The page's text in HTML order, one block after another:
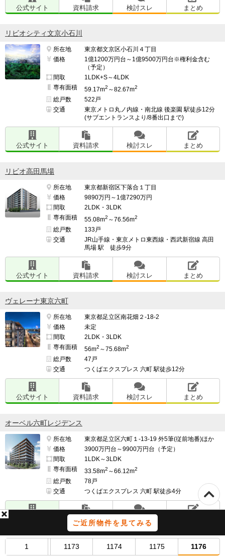
ご近所物件を見てみる
1 1173 1174 1175 1176
━━━━━━━━━━━━━━━━━━━
このマンションの最も残念な点
━━━━━━━━━━━━━━━━━━━
管理費、修繕積立金のほか、固定資産税などのランニン
グコストが高くなりそうなこと。
━━━━━━━━━━━━━━━━━━━
並行して検討したマンション名
━━━━━━━━━━━━━━━━━━━
検討スレ：https://www.e-mansion.co.jp/bbs/th...
住民スレ：https://www.e-mansion.co.jp/bbs/th...
━━━━━━━━━━━━━━━━━━━
上記の中からマンションを選んだ理由
━━━━━━━━━━━━━━━━━━━
価格と立地、設備仕様のバランスの良さから
（※管理担当より）
当コーナーでは、入居者・契約者の方からのクチコミを
https://e-ma.co/q2FKk
公式サイト 資料請求 検討スレ まとめ
リビオシティ文京小石川
所在地
東京都文京区小石川４丁目
価格
1億1200万円台～1億9500万円台※権利金含む
（予定）
間取
1LDK+S～4LDK
専有面積
59.17m2 ～82.67m2
総戸数
522戸
交通
東京メトロ丸ノ内線・南北線 後楽園 駅徒歩12分
(サブエントランスより/8番出口まで)
公式サイト 資料請求 検討スレ まとめ
リビオ高田馬場
所在地
東京都新宿区下落合１丁目
価格
9890万円～1億7290万円
間取
2LDK・3LDK
専有面積
55.08m2 ～76.56m2
総戸数
133戸
交通
JR山手線・東京メトロ東西線・西武新宿線 高田
馬場 駅 徒歩9分
公式サイト 資料請求 検討スレ まとめ
ヴェレーナ東京六町
所在地
東京都足立区南花畑２-18-2
価格
未定
間取
2LDK・3LDK
専有面積
56m2 ～75.68m2
総戸数
47戸
交通
つくばエクスプレス 六町 駅徒歩12分
公式サイト 資料請求 検討スレ まとめ
オーベル六町レジデンス
所在地
東京都足立区六町１-13-19 外5筆(従前地番)ほか
価格
3900万円台～9900万円台（予定）
間取
1LDK～3LDK
専有面積
33.58m2 ～66.12m2
総戸数
78戸
交通
つくばエクスプレス 六町 駅徒歩4分
資料請求 検討スレ
ヴェレーナ中浦和